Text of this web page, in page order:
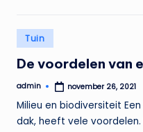
Geplaatst
in
Tuin
De voordelen van
Geplaatst
admin november 26, 2021
Milieu en biodiversiteit
dak, heeft vele